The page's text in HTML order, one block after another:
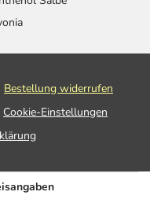
deswegen
bereits anwenden,
nur gelegentlich
schon einige Zeit
bezieht
Bestellung widerrufen
Cookie-Einstellungen